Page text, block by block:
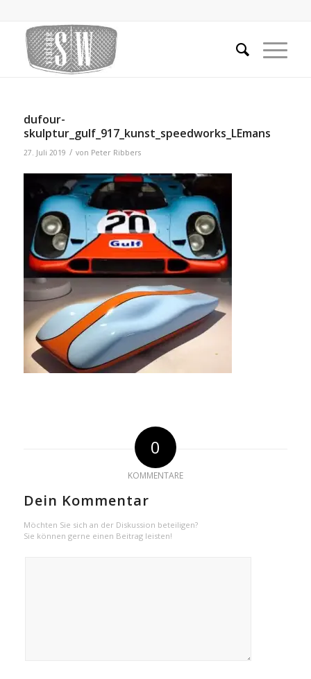
dufour-
skulptur_gulf_917_kunst_speedworks_LEmans
27. Juli 2019 / von Peter Ribbers
0
KOMMENTARE
Dein Kommentar
Möchten Sie sich an der Diskussion beteiligen?
Sie können gerne einen Beitrag leisten!